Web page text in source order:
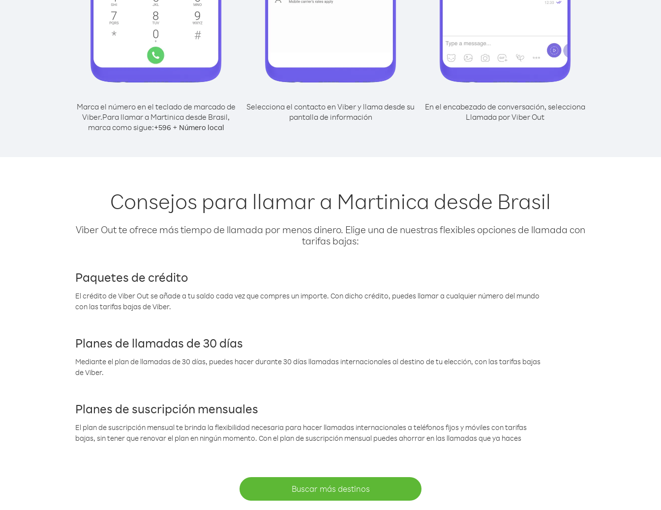
Marca el número en el teclado de marcado de
Viber.Para llamar a Martinica desde Brasil,
marca como sigue:+596 + Número local
Selecciona el contacto en Viber y llama desde su
pantalla de información
En el encabezado de conversación, selecciona
Llamada por Viber Out
Consejos para llamar a Martinica desde Brasil
Viber Out te ofrece más tiempo de llamada por menos dinero. Elige una de nuestras flexibles opciones de llamada con
tarifas bajas:
Paquetes de crédito
El crédito de Viber Out se añade a tu saldo cada vez que compres un importe. Con dicho crédito, puedes llamar a cualquier número del mundo
con las tarifas bajas de Viber.
Planes de llamadas de 30 días
Mediante el plan de llamadas de 30 días, puedes hacer durante 30 días llamadas internacionales al destino de tu elección, con las tarifas bajas
de Viber.
Planes de suscripción mensuales
El plan de suscripción mensual te brinda la flexibilidad necesaria para hacer llamadas internacionales a teléfonos fijos y móviles con tarifas
bajas, sin tener que renovar el plan en ningún momento. Con el plan de suscripción mensual puedes ahorrar en las llamadas que ya haces
Buscar más destinos